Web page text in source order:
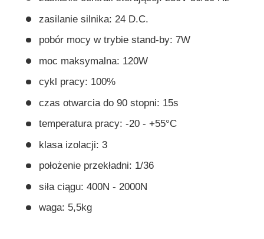
zasilanie silnika: 24 D.C.
pobór mocy w trybie stand-by: 7W
moc maksymalna: 120W
cykl pracy: 100%
czas otwarcia do 90 stopni: 15s
temperatura pracy: -20 - +55°C
klasa izolacji: 3
położenie przekładni: 1/36
siła ciągu: 400N - 2000N
waga: 5,5kg